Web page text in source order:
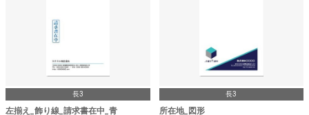
長3
左揃え_飾り線_請求書在中_青
長3
所在地_図形